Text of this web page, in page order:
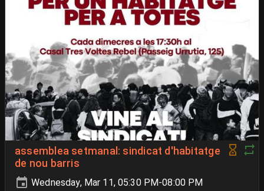
assemblea setmanal: sindicat d'habitatge
de nou barris
Wednesday, Mar 11, 05:30 PM-08:00 PM